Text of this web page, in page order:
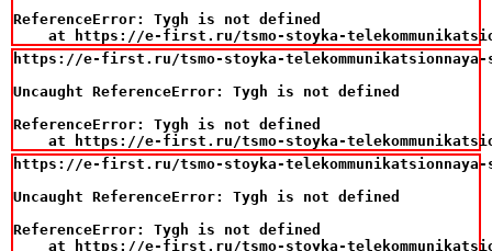
ReferenceError: Tygh is not defined
at https://e-first.ru/tsmo-stoyka-
https://e-first.ru/tsmo-stoyka-telekommunikatsionnaya-
Uncaught ReferenceError: Tygh is not defined
ReferenceError: Tygh is not defined
at https://e-first.ru/tsmo-stoyka-
https://e-first.ru/tsmo-stoyka-telekommunikatsionnaya-
Uncaught ReferenceError: Tygh is not defined
ReferenceError: Tygh is not defined
at https://e-first.ru/tsmo-stoyka-